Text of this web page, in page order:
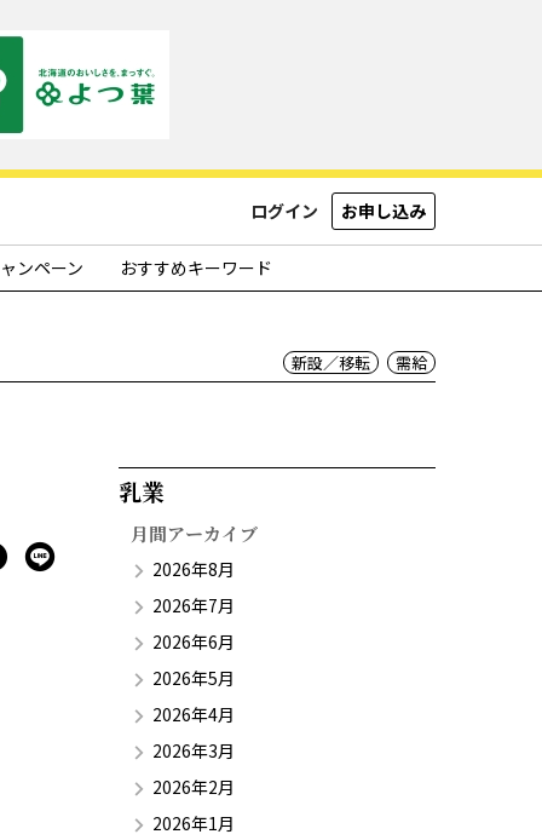
ログイン お申し込み
ンペーン おすすめキーワード
新設／移転 需給
乳業​
月間アーカイブ
2026年8月
2026年7月
2026年6月
2026年5月
2026年4月
2026年3月
2026年2月
2026年1月